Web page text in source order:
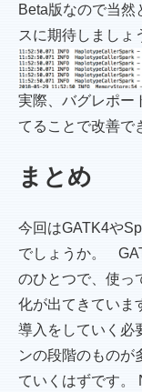
Beta版なので当然
スに期待しましょ
実際、バグレポー
てることで改善で
まとめ
今回はGATK4や
でしょうか。
のひとつで、使っ
化が出てきていま
導入をしていく必
ンの段階のものが
ていくはずです。